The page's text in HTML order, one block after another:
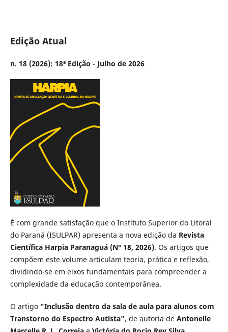
Edição Atual
n. 18 (2026): 18ª Edição - Julho de 2026
É com grande satisfação que o Instituto Superior do Litoral
do Paraná (ISULPAR) apresenta a nova edição da Revista
Científica Harpia Paranaguá (N° 18, 2026). Os artigos que
compõem este volume articulam teoria, prática e reflexão,
dividindo-se em eixos fundamentais para compreender a
complexidade da educação contemporânea.
O artigo "Inclusão dentro da sala de aula para alunos com
Transtorno do Espectro Autista", de autoria de Antonelle